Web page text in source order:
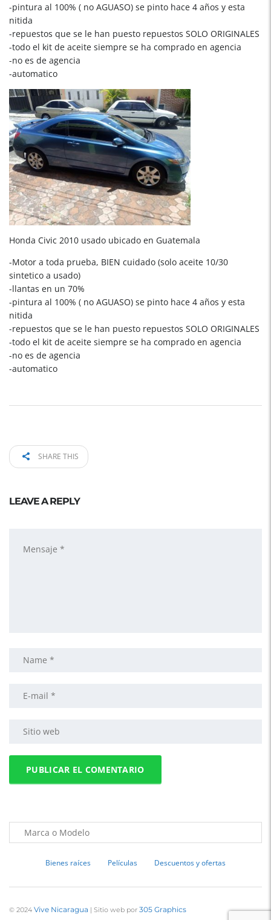
-pintura al 100% ( no AGUASO) se pinto hace 4 años y esta
nitida
-repuestos que se le han puesto repuestos SOLO ORIGINALES
-todo el kit de aceite siempre se ha comprado en agencia
-no es de agencia
-automatico
Honda Civic 2010 usado ubicado en Guatemala
-Motor a toda prueba, BIEN cuidado (solo aceite 10/30
sintetico a usado)
-llantas en un 70%
-pintura al 100% ( no AGUASO) se pinto hace 4 años y esta
nitida
-repuestos que se le han puesto repuestos SOLO ORIGINALES
-todo el kit de aceite siempre se ha comprado en agencia
-no es de agencia
-automatico
SHARE THIS
LEAVE A REPLY
Bienes raíces Películas Descuentos y ofertas
© 2024 Vive Nicaragua | Sitio web por 305 Graphics